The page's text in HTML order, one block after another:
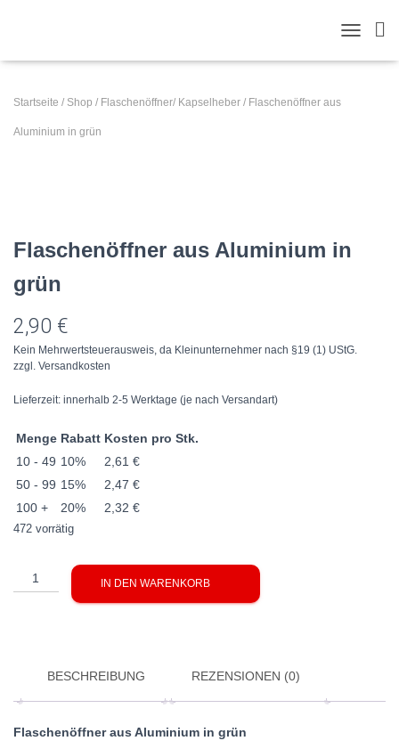
O
T
Startseite / Shop / Flaschenöffner/ Kapselheber / Flaschenöffner aus
Aluminium in grün
Flaschenöffner aus Aluminium in
grün
2,90 €
Kein Mehrwertsteuerausweis, da Kleinunternehmer nach §19 (1) UStG.
zzgl. Versandkosten
Lieferzeit: innerhalb 2-5 Werktage (je nach Versandart)
Menge Rabatt Kosten pro Stk.
10 - 49 10% 2,61 €
50 - 99 15% 2,47 €
100 +
20% 2,32 €
472 vorrätig
Flaschenöffner
aus
Menge
IN DEN WARENKORB
BESCHREIBUNG REZENSIONEN (0)
Flaschenöffner aus Aluminium in grün